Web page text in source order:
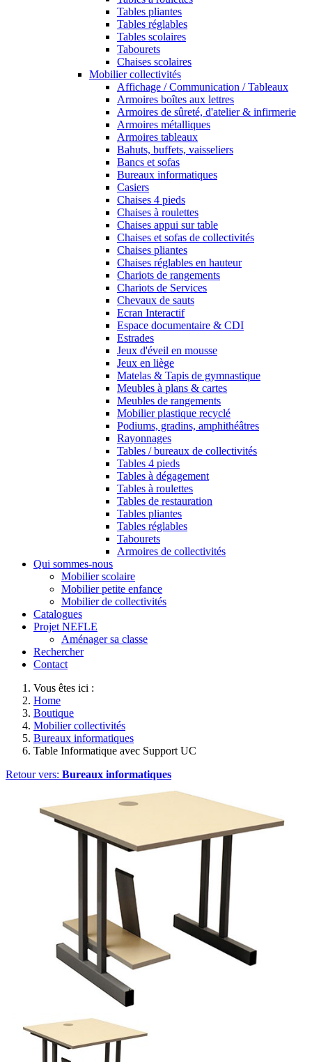
Tables pliantes
Tables réglables
Tables scolaires
Tabourets
Chaises scolaires
Mobilier collectivités
Affichage / Communication / Tableaux
Armoires boîtes aux lettres
Armoires de sûreté, d'atelier & infirmerie
Armoires métalliques
Armoires tableaux
Bahuts, buffets, vaisseliers
Bancs et sofas
Bureaux informatiques
Casiers
Chaises 4 pieds
Chaises à roulettes
Chaises appui sur table
Chaises et sofas de collectivités
Chaises pliantes
Chaises réglables en hauteur
Chariots de rangements
Chariots de Services
Chevaux de sauts
Ecran Interactif
Espace documentaire & CDI
Estrades
Jeux d'éveil en mousse
Jeux en liège
Matelas & Tapis de gymnastique
Meubles à plans & cartes
Meubles de rangements
Mobilier plastique recyclé
Podiums, gradins, amphithéâtres
Rayonnages
Tables / bureaux de collectivités
Tables 4 pieds
Tables à dégagement
Tables à roulettes
Tables de restauration
Tables pliantes
Tables réglables
Tabourets
Armoires de collectivités
Qui sommes-nous
Mobilier scolaire
Mobilier petite enfance
Mobilier de collectivités
Catalogues
Projet NEFLE
Aménager sa classe
Rechercher
Contact
Vous êtes ici :
Home
Boutique
Mobilier collectivités
Bureaux informatiques
Table Informatique avec Support UC
Retour vers: Bureaux informatiques